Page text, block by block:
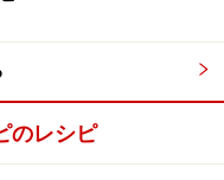
鯛、茹で海老、ハマ
、塩漬け桜、小松菜
のレシピ